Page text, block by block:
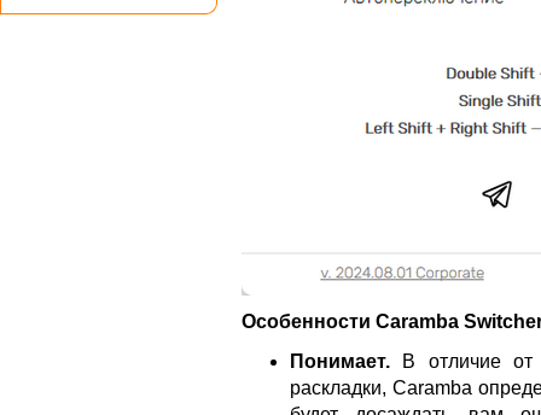
Особенности Caramba
Понимает. В отличие от
раскладки, Caramba